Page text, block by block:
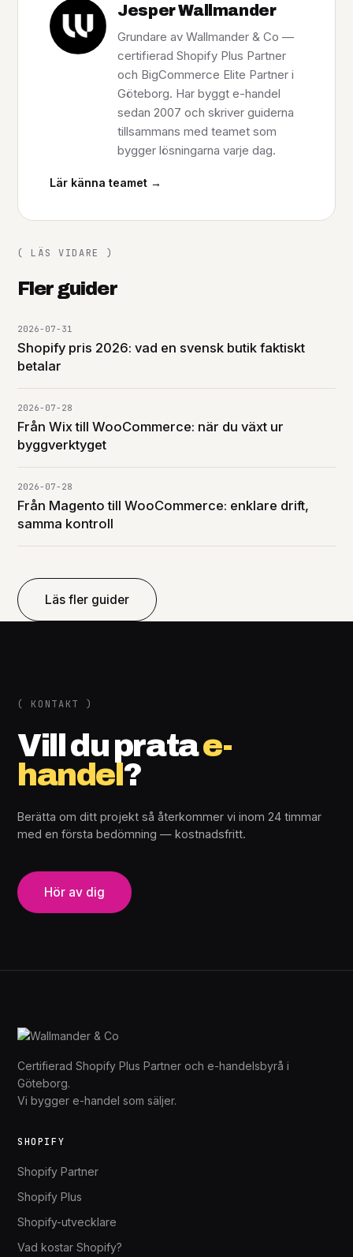
Jesper Wallmander
Grundare av Wallmander & Co —
certifierad Shopify Plus Partner
och BigCommerce Elite Partner i
Göteborg. Har byggt e-handel
sedan 2007 och skriver guiderna
tillsammans med teamet som
bygger lösningarna varje dag.
Lär känna teamet →
( LÄS VIDARE )
Fler guider
2026-07-31
Shopify pris 2026: vad en svensk butik faktiskt
betalar
2026-07-28
Från Wix till WooCommerce: när du växt ur
byggverktyget
2026-07-28
Från Magento till WooCommerce: enklare drift,
samma kontroll
Läs fler guider
( KONTAKT )
Vill du pratae-
handel ?
Berätta om ditt projekt så återkommer vi inom 24 timmar
med en första bedömning — kostnadsfritt.
Hör av dig
Certifierad Shopify Plus Partner och e-handelsbyrå i
Göteborg.
Vi bygger e-handel som säljer.
SHOPIFY
Shopify Partner
Shopify Plus
Shopify-utvecklare
Vad kostar Shopify?